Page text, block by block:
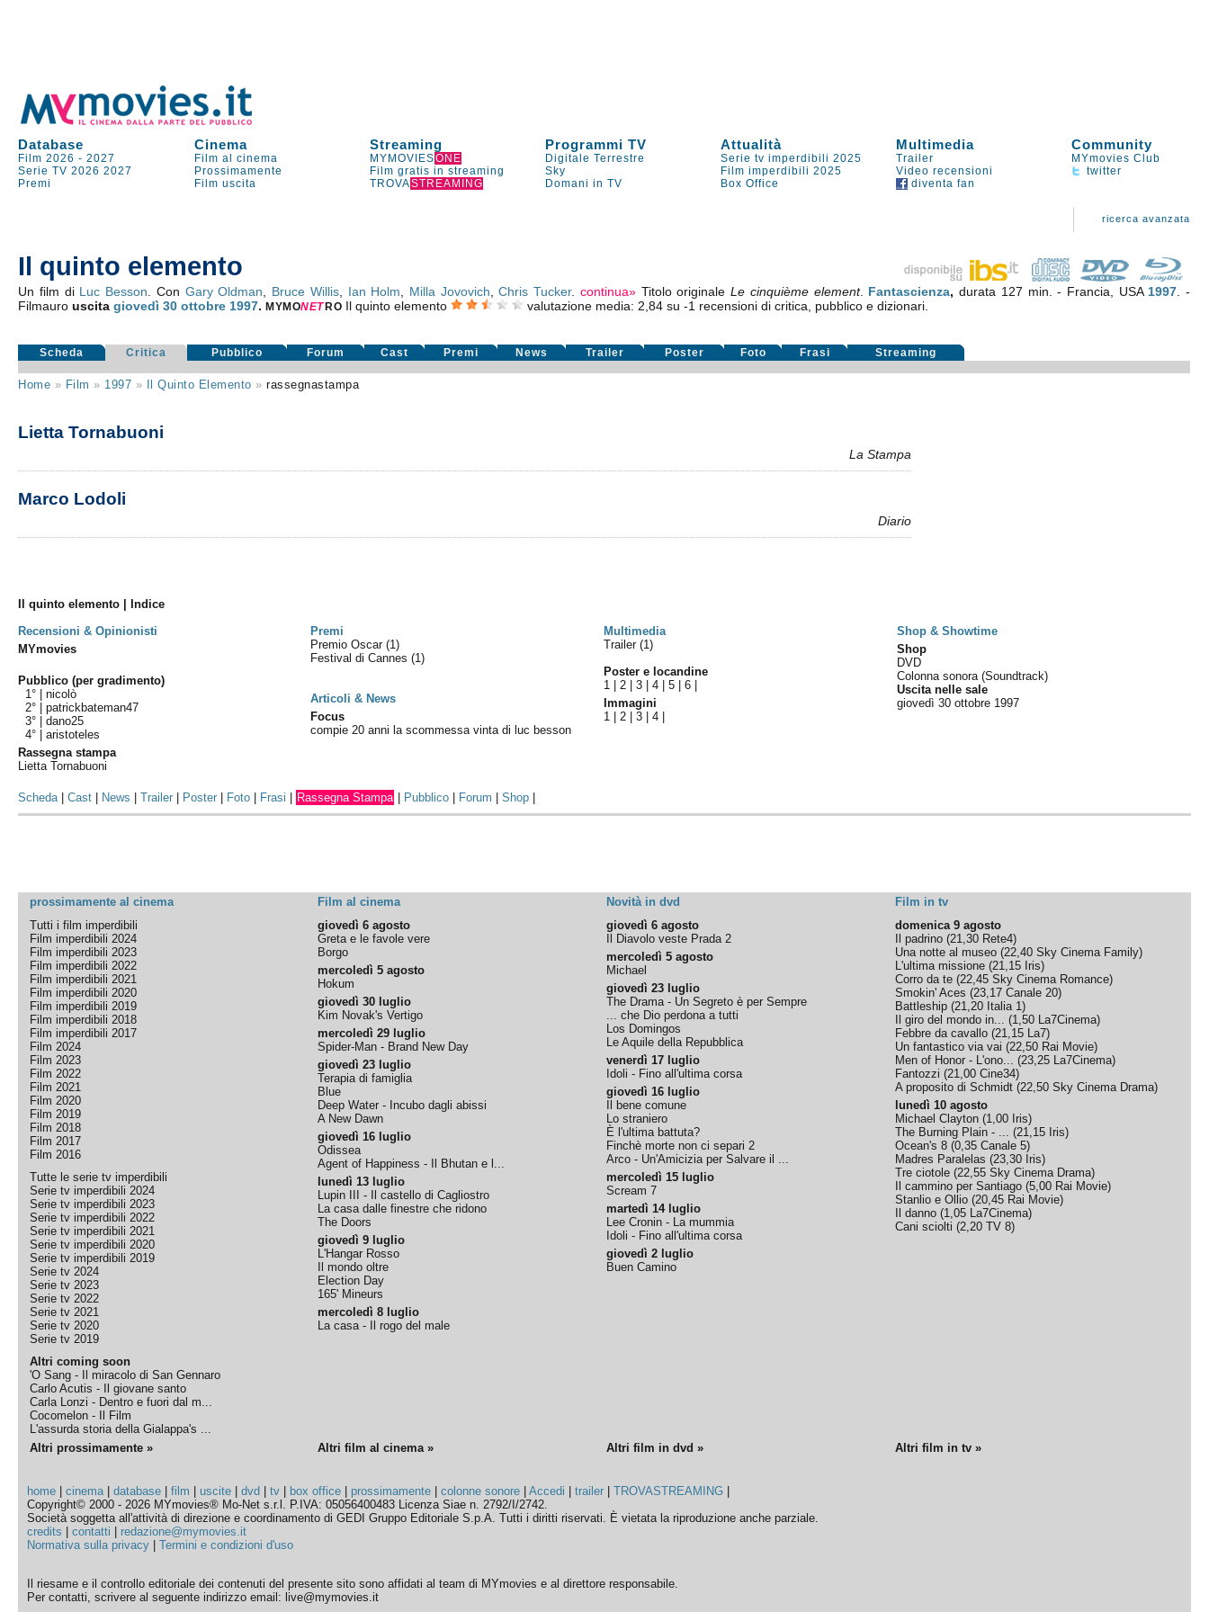
Database Cinema Streaming Programmi TV Attualità Multimedia Community
Film 2026 -2027 Film al cinema MYMOVIESONE Digitale Terrestre Serie tv imperdibili 2025 Trailer
MYmovies Club
Serie TV 2026 2027 Prossimamente Film gratis in streaming Sky Film imperdibili 2025 Video recensioni
twitter
Premi
Film uscita TROVASTREAMING Domani in TV Box Office diventa fan
ricerca avanzata
Il quinto elemento
Un film di Luc Besson . Con Gary Oldman Bruce Willis, Ian Holm Milla Jovovich ,Chris Tucker. continua» Titolo originaleLe cinquième element. Fantascienza,durata 127 min. - Francia, USA 1997 . -
Filmaurouscitagiovedì 30 ottobre 1997.MYMONET RO Il quinto elemento valutazione media: 2,84 su -1 recensioni di critica, pubblico e dizionari.
Scheda Critica Pubblico Forum Cast Premi News Trailer Poster Foto Frasi Streaming
Home » Film » 1997 » Il Quinto Elemento »rassegnastampa
Lietta Tornabuoni
La Stampa
Marco Lodoli
Diario
Il quinto elemento | Indice
Recensioni & Opinionisti
Premi Multimedia
Shop & Showtime
MYmovies
Pubblico (per gradimento)
1° |nicolò
2° |patrickbateman47
3° |dano25
4° |aristoteles
Rassegna stampa
Lietta Tornabuoni
Premio Oscar(1)
Festival di Cannes(1)
Articoli & News
Focus
compie 20 anni la scommessa vinta di luc besson
Trailer (1)
Poster e locandine
1 |2 |3 |4 |5 |6
Immagini
1 |2 |3 |4
Shop
DVD
Colonna sonora (Soundtrack)
Uscita nelle sale
giovedì 30 ottobre 1997
Scheda|Cast News |Trailer Poster Foto Frasi Rassegna Stampa Pubblico Forum |Shop
prossimamente al cinema Film al cinema Novità in dvd
Film in tv
Tutti i film imperdibili
Film imperdibili 2024
Film imperdibili 2023
Film imperdibili 2022
Film imperdibili 2021
Film imperdibili 2020
Film imperdibili 2019
Film imperdibili 2018
Film imperdibili 2017
Film 2024
Film 2023
Film 2022
Film 2021
Film 2020
Film 2019
Film 2018
Film 2017
Film 2016
Tutte le serie tv imperdibili
Serie tv imperdibili 2024
Serie tv imperdibili 2023
Serie tv imperdibili 2022
Serie tv imperdibili 2021
Serie tv imperdibili 2020
Serie tv imperdibili 2019
Serie tv 2024
Serie tv 2023
Serie tv 2022
Serie tv 2021
Serie tv 2020
Serie tv 2019
Altri coming soon
'O Sang - Il miracolo di San Gennaro
Carlo Acutis - Il giovane santo
Carla Lonzi - Dentro e fuori dal m...
Cocomelon - Il Film
L'assurda storia della Gialappa's ...
giovedì 6 agosto
Greta e le favole vere
Borgo
mercoledì 5 agosto
Hokum
giovedì 30 luglio
Kim Novak's Vertigo
mercoledì 29 luglio
Spider-Man - Brand New Day
giovedì 23 luglio
Terapia di famiglia
Blue
Deep Water - Incubo dagli abissi
A New Dawn
giovedì 16 luglio
Odissea
Agent of Happiness - Il Bhutan e l...
lunedì 13 luglio
Lupin III - Il castello di Cagliostro
La casa dalle finestre che ridono
The Doors
giovedì 9 luglio
L'Hangar Rosso
Il mondo oltre
Election Day
165' Mineurs
mercoledì 8 luglio
La casa - Il rogo del male
giovedì 6 agosto
Il Diavolo veste Prada 2
mercoledì 5 agosto
Michael
giovedì 23 luglio
The Drama - Un Segreto è per Sempre
... che Dio perdona a tutti
Los Domingos
Le Aquile della Repubblica
venerdì 17 luglio
Idoli - Fino all'ultima corsa
giovedì 16 luglio
Il bene comune
Lo straniero
È l'ultima battuta?
Finchè morte non ci separi 2
Arco - Un'Amicizia per Salvare il ...
mercoledì 15 luglio
Scream 7
martedì 14 luglio
Lee Cronin - La mummia
Idoli - Fino all'ultima corsa
giovedì 2 luglio
Buen Camino
domenica 9 agosto
Il padrino (21,30 Rete4)
Una notte al museo (22,40 Sky Cinema Family)
L'ultima missione (21,15 Iris)
Corro da te (22,45 Sky Cinema Romance)
Smokin' Aces (23,17 Canale 20)
Battleship (21,20 Italia 1)
Il giro del mondo in... (1,50 La7Cinema)
Febbre da cavallo (21,15 La7)
Un fantastico via vai (22,50 Rai Movie)
Men of Honor - L'ono... (23,25 La7Cinema)
Fantozzi (21,00 Cine34)
A proposito di Schmidt (22,50 Sky Cinema Drama)
lunedì 10 agosto
Michael Clayton (1,00 Iris)
The Burning Plain - ... (21,15 Iris)
Ocean's 8 (0,35 Canale 5)
Madres Paralelas (23,30 Iris)
Tre ciotole (22,55 Sky Cinema Drama)
Il cammino per Santiago (5,00 Rai Movie)
Stanlio e Ollio (20,45 Rai Movie)
Il danno (1,05 La7Cinema)
Cani sciolti (2,20 TV 8)
Altri prossimamente » Altri film al cinema » Altri film in dvd » Altri film in tv »
home |cinema|database |film |uscite |dvd |tv box office prossimamente |colonne sonore |Accedi |trailer |TROVASTREAMING
Copyright© 2000 - 2026 MYmovies® Mo-Net s.r.l. P.IVA: 05056400483 Licenza Siae n. 2792/I/2742.
Società soggetta all'attività di direzione e coordinamento di GEDI Gruppo Editoriale S.p.A. Tutti i diritti riservati. È vietata la riproduzione anche parziale.
credits |contatti
redazione@mymovies.it
Normativa sulla privacy |Termini e condizioni d'uso
Il riesame e il controllo editoriale dei contenuti del presente sito sono affidati al team di MYmovies e al direttore responsabile.
Per contatti, scrivere al seguente indirizzo email: live@mymovies.it